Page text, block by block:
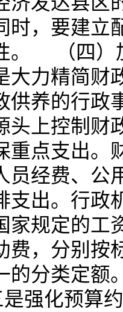
时，要建立
。 （四）
大力精简财
供养的行政
头上控制
重点支出。
员经费、公
支出。行政
家规定的工
费，分别按
的分类定额
是强化预算